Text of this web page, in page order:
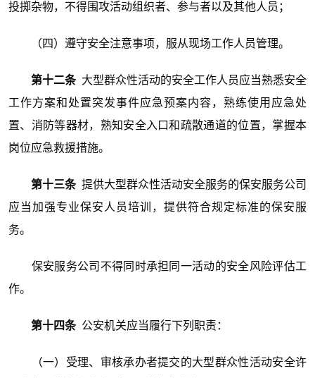
投掷杂物，不得围攻活动组织者、参与者以及其他人员；
（四）遵守安全注意事项，服从现场工作人员管理。
第十二条 大型群众性活动的安全工作人员应当熟悉安全
工作方案和处置突发事件应急预案内容，熟练使用应急处
置、消防等器材，熟知安全入口和疏散通道的位置，掌握本
岗位应急救援措施。
第十三条 提供大型群众性活动安全服务的保安服务公司
应当加强专业保安人员培训，提供符合规定标准的保安服
务。
保安服务公司不得同时承担同一活动的安全风险评估工
作。
第十四条公安机关应当履行下列职责：
（一）受理、审核承办者提交的大型群众性活动安全许